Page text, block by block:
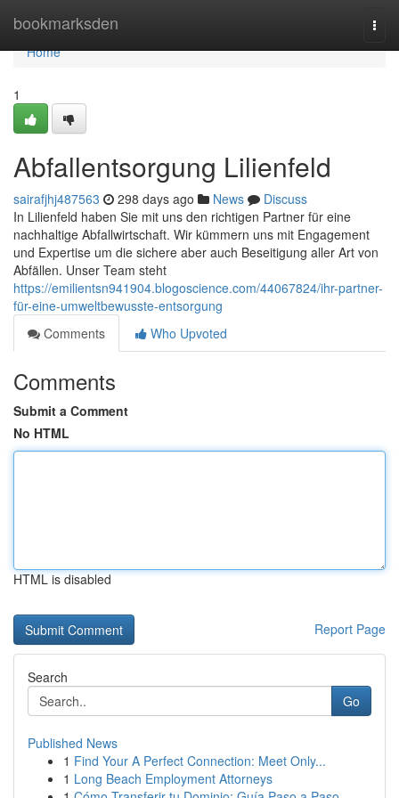
bookmarksden
Home
Home
1
Abfallentsorgung Lilienfeld
sairafjhj487563 298 days ago News
Discuss
In Lilienfeld haben Sie mit uns den richtigen Partner für eine
nachhaltige Abfallwirtschaft. Wir kümmern uns mit Engagement
und Expertise um die sichere aber auch Beseitigung aller Art von
Abfällen. Unser Team steht
https://emilientsn941904.blogoscience.com/44067824/ihr-partner-
für-eine-umweltbewusste-entsorgung
Comments
Who Upvoted
Comments
Submit a Comment
No HTML
HTML is disabled
Report Page
Search
Go
Published News
1 Find Your A Perfect Connection: Meet Only...
1 Long Beach Employment Attorneys